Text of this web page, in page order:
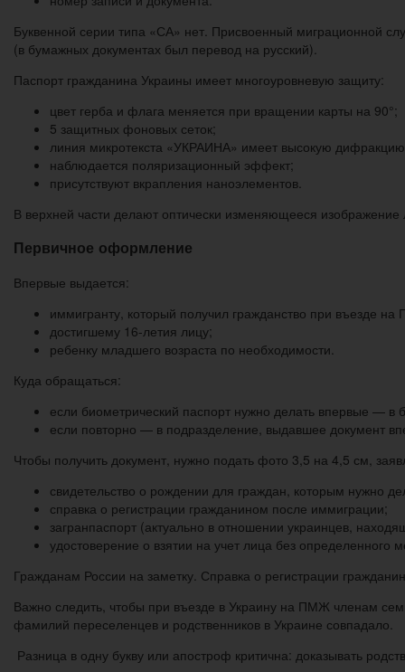
Буквенной серии типа «СА» нет. Присвоенный миграционной
(в бумажных документах был перевод на русский).
Паспорт гражданина Украины имеет многоуровневую защиту:
цвет герба и флага меняется при вращении карты на 90°;
5 защитных фоновых сеток;
линия микротекста «УКРАИНА» имеет высокую
наблюдается поляризационный эффект;
присутствуют вкрапления наноэлементов.
В верхней части делают оптически изменяющееся
Первичное оформление
Впервые выдается:
иммигранту, который получил гражданство при въезде
достигшему 16-летия лицу;
ребенку младшего возраста по необходимости.
Куда обращаться:
если биометрический паспорт нужно делать впервые —
если повторно — в подразделение, выдавшее документ
Чтобы получить документ, нужно подать фото 3,5 на 4,5 см,
свидетельство о рождении для граждан, которым нужно
справка о регистрации гражданином после иммиграции;
загранпаспорт (актуально в отношении украинцев,
удостоверение о взятии на учет лица без определенного
Гражданам России на заметку. Справка о регистрации
Важно следить, чтобы при въезде в Украину на ПМЖ членам
фамилий переселенцев и родственников в Украине совпадало.
Разница в одну букву или апостроф критична: доказывать